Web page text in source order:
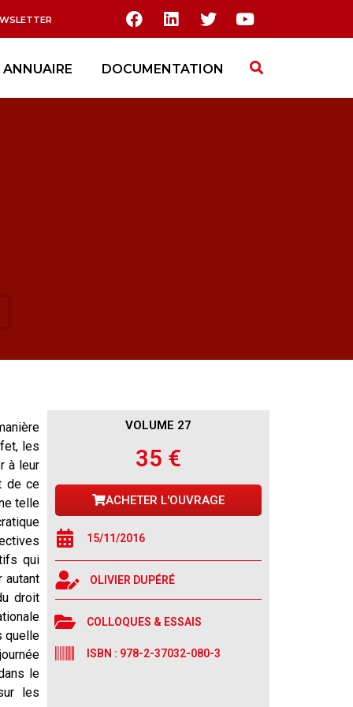
ANNUAIRE DOCUMENTATION
les
à leur
de ce
telle
qui
autant
droit
quelle
le
les
VOLUME 27
35 €
ACHETER L'OUVRAGE
15/11/2016
OLIVIER DUPÉRÉ
COLLOQUES & ESSAIS
ISBN : 978-2-37032-080-3